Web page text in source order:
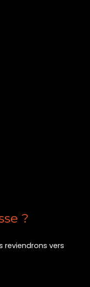
?
reviendrons vers